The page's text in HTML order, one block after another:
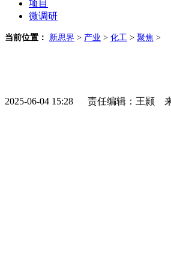
项目
微调研
当前位置： 新思界 > 产业 > 化工 > 聚焦 >
2025-06-04 15:28 责任编辑：王颢